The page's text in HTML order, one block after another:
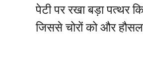
पेटी पर रखा बड़ा पत्थर
जिससे चोरों को और